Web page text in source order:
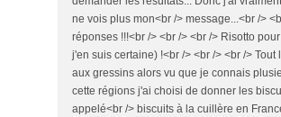
ne vois plus mon<br /> message...<br />
réponses !!!<br /> <br /> <br /> Risotto
j'en suis certaine) !<br /> <br /> <br /> Tout
aux gressins alors vu que je connais
cette régions j'ai choisi de donner les
appelé<br /> biscuits à la cuillère en